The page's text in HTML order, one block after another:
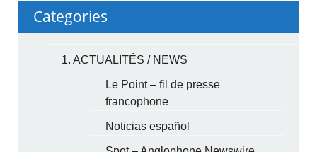
Categories
1. ACTUALITÉS / NEWS
Le Point – fil de presse
francophone
Noticias español